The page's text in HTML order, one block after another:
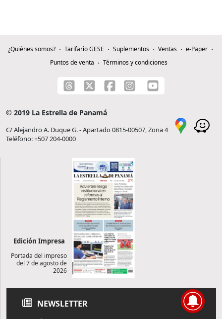
¿Quiénes somos? Tarifario GESE Suplementos Ventas
e-Paper
Puntos de venta
Términos y condiciones
© 2019 La Estrella de Panamá
C/ Alejandro A. Duque G. - Apartado 0815-00507, Zona 4
Teléfono: +507 204-0000
Edición Impresa
Portada del impreso
del 7 de agosto de
2026
NEWSLETTER